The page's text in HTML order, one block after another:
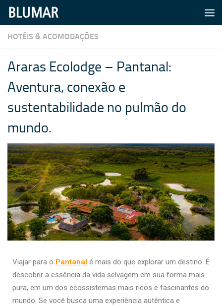
Skip to content
HOTÉIS & ACOMODAÇÕES
Araras Ecolodge – Pantanal:
Aventura, conexão e
sustentabilidade no pulmão do
mundo.
Viajar para o Pantanal é mais do que explorar um destino. É
descobrir a essência da vida selvagem em sua forma mais
pura, em um dos ecossistemas mais ricos e fascinantes do
mundo. Se você busca uma experiência autêntica e